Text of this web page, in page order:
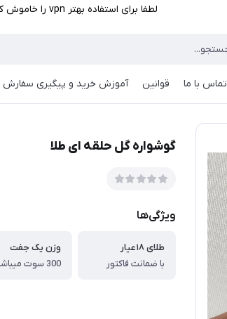
لطفا برای استفاده بهتر vpn را خاموش کنید
تماس با ما قوانین آموزش خرید و پیگیری سفارش
گوشواره گل حلقه ای طلا
ویژگی‌ها
طلای ۱۸عیار
با ضمانت فاکتور
وزن یک جفت
300 سوت میباشد